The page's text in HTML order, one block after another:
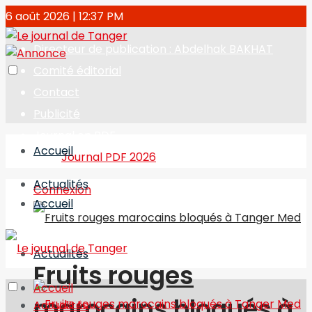
6 août 2026 | 12:37 PM
Directeur de publication : Abdelhak BAKHAT
Journal PDF 2026
Connexion
Accueil
Actualités
Fruits rouges
Accueil
Actualités
Accueil
Actualités